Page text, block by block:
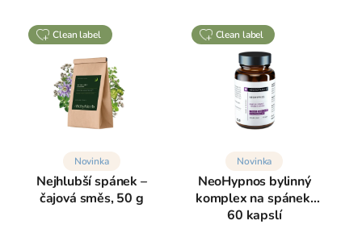
clean label
Novinka
Nejhlubší spánek –
čajová směs, 50 g
clean label
Novinka
NeoHypnos bylinný
komplex na spánek,
60 kapslí